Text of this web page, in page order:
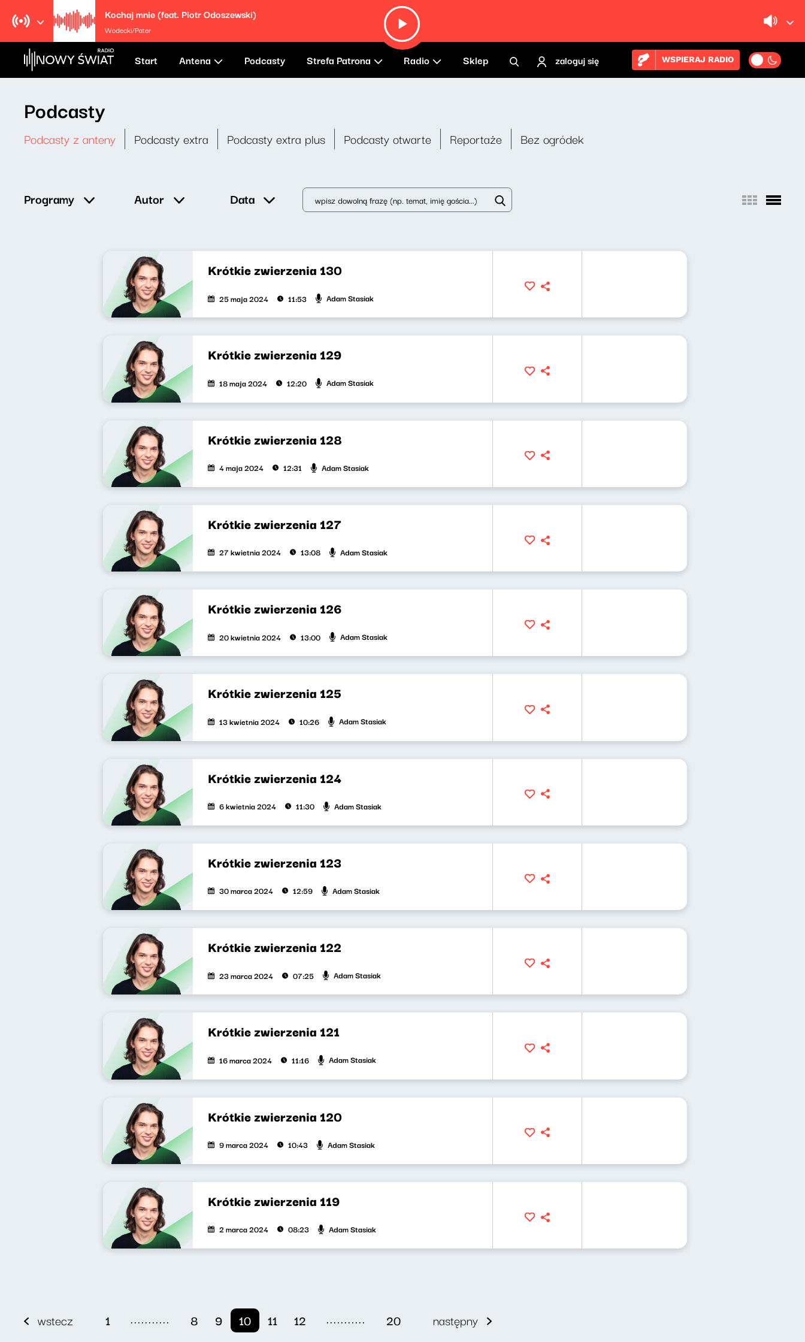
Kochaj mnie (feat. Piotr Odoszewski)
Wodecki/Pater
Start Antena Podcasty Strefa Patrona Radio Sklep zaloguj się WSPIERAJ RADIO
Podcasty
Podcasty z anteny Podcasty extra Podcasty extra plus Podcasty otwarte Reportaże Bez ogródek
Programy Autor Data
Krótkie zwierzenia 130
25 maja 2024 11:53 Adam Stasiak
Krótkie zwierzenia 129
18 maja 2024 12:20 Adam Stasiak
Krótkie zwierzenia 128
4 maja 2024 12:31 Adam Stasiak
Krótkie zwierzenia 127
27 kwietnia 2024 13:08 Adam Stasiak
Krótkie zwierzenia 126
20 kwietnia 2024 13:00 Adam Stasiak
Krótkie zwierzenia 125
13 kwietnia 2024 10:26 Adam Stasiak
Krótkie zwierzenia 124
6 kwietnia 2024 11:30 Adam Stasiak
Krótkie zwierzenia 123
30 marca 2024 12:59 Adam Stasiak
Krótkie zwierzenia 122
23 marca 2024 07:25 Adam Stasiak
Krótkie zwierzenia 121
16 marca 2024 11:16 Adam Stasiak
Krótkie zwierzenia 120
9 marca 2024 10:43 Adam Stasiak
Krótkie zwierzenia 119
2 marca 2024 08:23 Adam Stasiak
wstecz 1 ........... 8 9 10 11 12 ........... 20 następny